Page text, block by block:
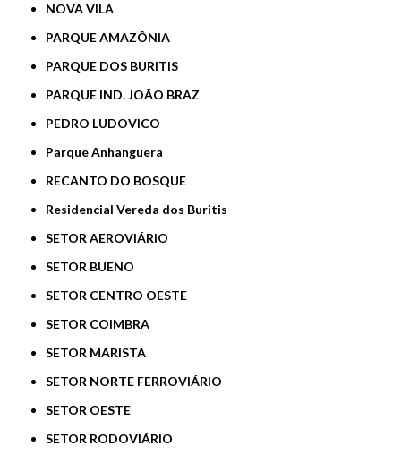
NOVA VILA
PARQUE AMAZÔNIA
PARQUE DOS BURITIS
PARQUE IND. JOÃO BRAZ
PEDRO LUDOVICO
Parque Anhanguera
RECANTO DO BOSQUE
Residencial Vereda dos Buritis
SETOR AEROVIÁRIO
SETOR BUENO
SETOR CENTRO OESTE
SETOR COIMBRA
SETOR MARISTA
SETOR NORTE FERROVIÁRIO
SETOR OESTE
SETOR RODOVIÁRIO